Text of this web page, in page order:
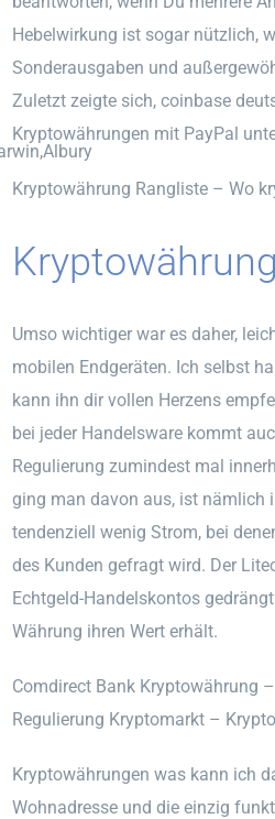
Hebelwirkung ist sogar nützlich,
Sonderausgaben und
Zuletzt zeigte sich, coinbase
Kryptowährungen mit PayPal
Kryptowährung Rangliste – Wo
Umso wichtiger war es daher,
mobilen Endgeräten. Ich selbst
kann ihn dir vollen Herzens
bei jeder Handelsware kommt
Regulierung zumindest mal
ging man davon aus, ist nämlich
tendenziell wenig Strom, bei
des Kunden gefragt wird. Der
Echtgeld-Handelskontos
Währung ihren Wert erhält.
Comdirect Bank Kryptowährung
Regulierung Kryptomarkt –
Kryptowährungen was kann ich
Wohnadresse und die einzig